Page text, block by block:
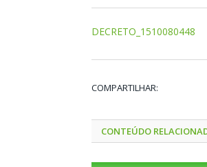
DECRETO_1510080448
COMPARTILHAR:
CONTEÚDO